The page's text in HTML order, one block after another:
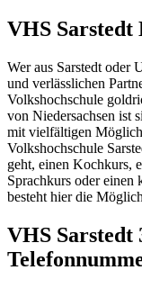
VHS Sarstedt
Wer aus Sarstedt oder
und verlässlichen
Volkshochschule
von Niedersachsen ist
mit vielfältigen
Volkshochschule
geht, einen Kochkurs,
Sprachkurs oder einen
besteht hier die
VHS Sarstedt